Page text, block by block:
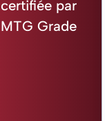
certifiée par
MTG Grade